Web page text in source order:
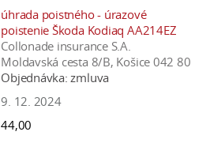
úhrada poistného - úrazové
poistenie Škoda Kodiaq AA214EZ
Collonade insurance S.A.
Moldavská cesta 8/B, Košice 042 80
Objednávka: zmluva
9. 12. 2024
44,00